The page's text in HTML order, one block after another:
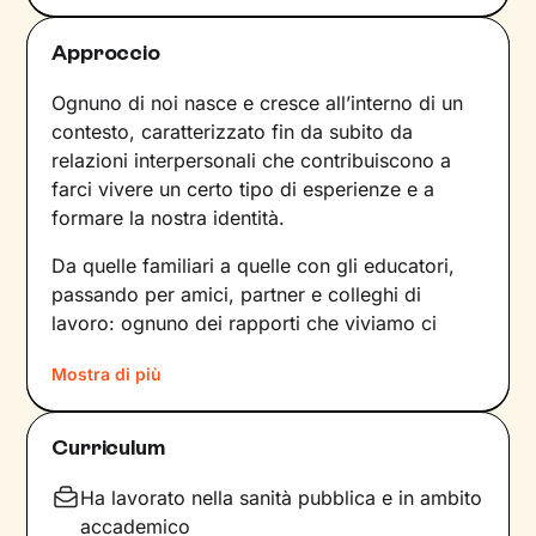
Approccio
Ognuno di noi nasce e cresce all’interno di un
contesto, caratterizzato fin da subito da
relazioni interpersonali che contribuiscono a
farci vivere un certo tipo di esperienze e a
formare la nostra identità.
Da quelle familiari a quelle con gli educatori,
passando per amici, partner e colleghi di
lavoro: ognuno dei rapporti che viviamo ci
dinamiche che abbiamo sperimentato fino a
quel momento. Anche le emozioni che
proviamo e i pensieri che concepiamo sono
cresciuti.
Mostra di più
Curriculum
Ha lavorato nella sanità pubblica e in ambito
accademico